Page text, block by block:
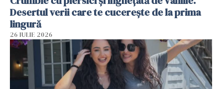
Desertul verii care te cucerește de la prima
lingură
26 IULIE 2026